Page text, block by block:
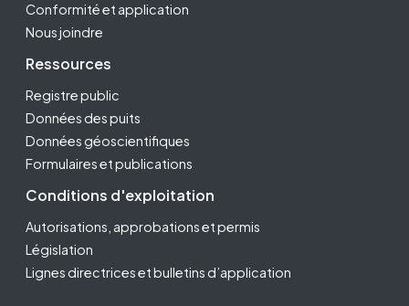
Conformité et application
Nous joindre
Ressources
Registre public
Données des puits
Données géoscientifiques
Formulaires et publications
Conditions d'exploitation
Autorisations, approbations et permis
Législation
Lignes directrices et bulletins d’application